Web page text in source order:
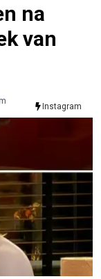
na
van
Instagram